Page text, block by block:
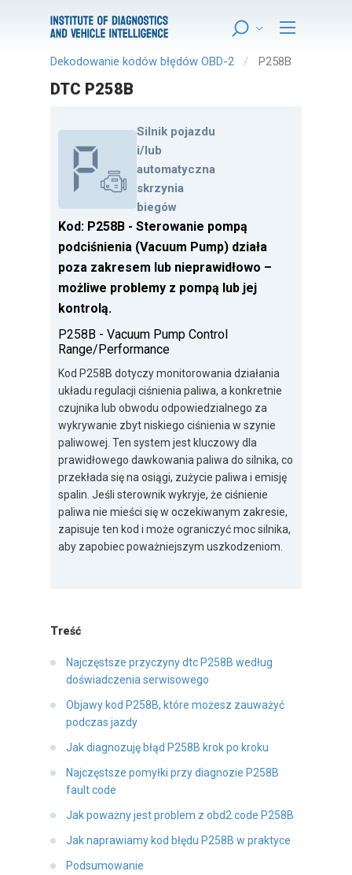
Dekodowanie kodów błędów OBD-2 P258B
DTC P258B
Silnik pojazdu
i/lub
automatyczna
skrzynia
biegów
Kod: P258B - Sterowanie pompą
podciśnienia (Vacuum Pump) działa
poza zakresem lub nieprawidłowo –
możliwe problemy z pompą lub jej
kontrolą.
P258B - Vacuum Pump Control
Range/Performance
Kod P258B dotyczy monitorowania działania
układu regulacji ciśnienia paliwa, a konkretnie
czujnika lub obwodu odpowiedzialnego za
wykrywanie zbyt niskiego ciśnienia w szynie
paliwowej. Ten system jest kluczowy dla
prawidłowego dawkowania paliwa do silnika, co
przekłada się na osiągi, zużycie paliwa i emisję
spalin. Jeśli sterownik wykryje, że ciśnienie
paliwa nie mieści się w oczekiwanym zakresie,
zapisuje ten kod i może ograniczyć moc silnika,
aby zapobiec poważniejszym uszkodzeniom.
Treść
Najczęstsze przyczyny dtc P258B według
doświadczenia serwisowego
Objawy kod P258B, które możesz zauważyć
podczas jazdy
Jak diagnozuję błąd P258B krok po kroku
Najczęstsze pomyłki przy diagnozie P258B
fault code
Jak poważny jest problem z obd2 code P258B
Jak naprawiamy kod błędu P258B w praktyce
Podsumowanie